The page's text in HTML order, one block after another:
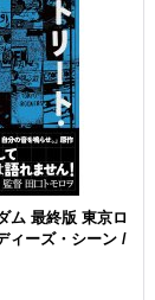
ム 最終版 東京ロ
ィーズ・シーン /